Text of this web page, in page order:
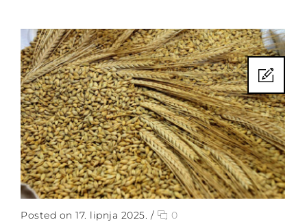
Posted on 17. lipnja 2025. /
0